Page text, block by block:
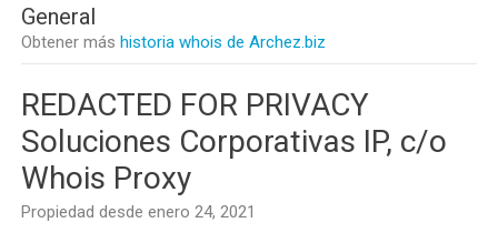
General
Obtener más historia whois de Archez.biz
REDACTED FOR PRIVACY
Soluciones Corporativas IP, c/o
Whois Proxy
Propiedad desde enero 24, 2021